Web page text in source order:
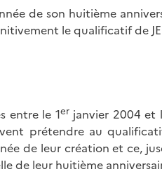
de son huitième
le qualificatif de
entre le 1er janvier 2004 et
prétendre au
de leur création et ce,
de leur huitième